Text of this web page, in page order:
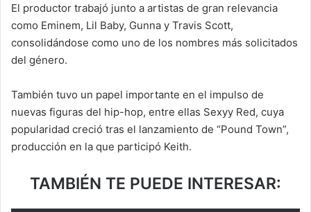
El productor trabajó junto a artistas de gran relevancia
como Eminem, Lil Baby, Gunna y Travis Scott,
consolidándose como uno de los nombres más solicitados
del género.
También tuvo un papel importante en el impulso de
nuevas figuras del hip-hop, entre ellas Sexyy Red, cuya
popularidad creció tras el lanzamiento de “Pound Town”,
producción en la que participó Keith.
TAMBIÉN TE PUEDE INTERESAR: